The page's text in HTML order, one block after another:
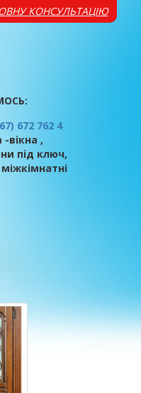
КОНСУЛЬТАЦІЮ
672 762 4
вікна ,
під ключ,